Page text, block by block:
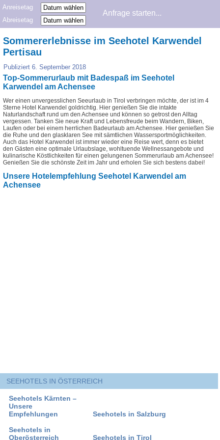
Anreisetag
Abreisetag
Sommererlebnisse im Seehotel Karwendel
Pertisau
Publiziert 6. September 2018
Top-Sommerurlaub mit Badespaß im Seehotel
Karwendel am Achensee
Wer einen unvergesslichen Seeurlaub in Tirol verbringen möchte, der ist im 4
Sterne Hotel Karwendel goldrichtig. Hier genießen Sie die intakte
Naturlandschaft rund um den Achensee und können so getrost den Alltag
vergessen. Tanken Sie neue Kraft und Lebensfreude beim Wandern, Biken,
Laufen oder bei einem herrlichen Badeurlaub am Achensee. Hier genießen Sie
die Ruhe und den glasklaren See mit sämtlichen Wassersportmöglichkeiten.
Auch das Hotel Karwendel ist immer wieder eine Reise wert, denn es bietet
den Gästen eine optimale Urlaubslage, wohltuende Wellnessangebote und
kulinarische Köstlichkeiten für einen gelungenen Sommerurlaub am Achensee!
Genießen Sie die schönste Zeit im Jahr und erholen Sie sich bestens dabei!
Unsere Hotelempfehlung Seehotel Karwendel am
Achensee
SEEHOTELS IN ÖSTERREICH
Seehotels Kärnten –
Unsere
Empfehlungen
Seehotels in Salzburg
Seehotels in
Oberösterreich
Seehotels in Tirol